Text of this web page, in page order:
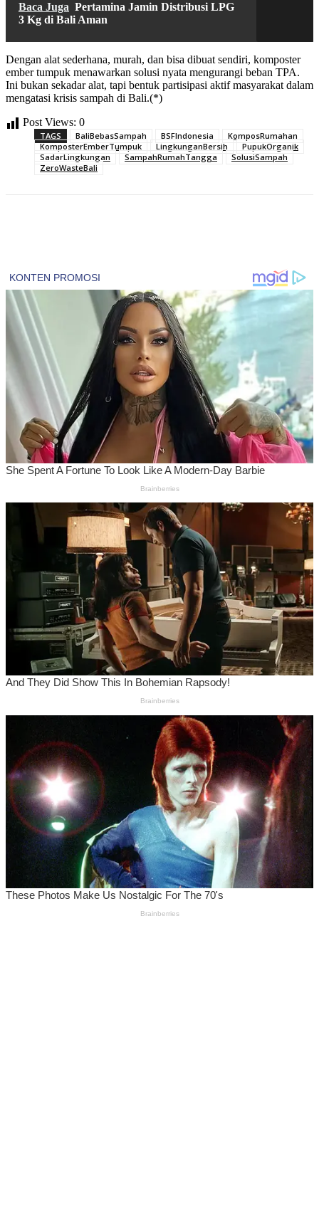
Baca Juga Pertamina Jamin Distribusi LPG
3 Kg di Bali Aman
Dengan alat sederhana, murah, dan bisa dibuat sendiri, komposter
ember tumpuk menawarkan solusi nyata mengurangi beban TPA.
Ini bukan sekadar alat, tapi bentuk partisipasi aktif masyarakat dalam
mengatasi krisis sampah di Bali.(*)
Post Views: 0
TAGS BaliBebasSampah BSFIndonesia
KomposRumahan
KomposterEmberTumpuk
LingkunganBersih
PupukOrganik
SadarLingkungan
SampahRumahTangga
SolusiSampah
ZeroWasteBali